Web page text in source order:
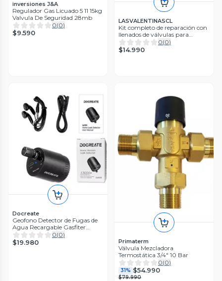
inversiones J&A
Regulador Gas Licuado 5 11 15kg
Valvula De Seguridad 28mb
0(0)
$9.590
LASVALENTINASCL
Kit completo de reparación con
llenados de válvulas para
inodoros
0(0)
$14.990
Docreate
Geofono Detector de Fugas de
Agua Recargable Gasfiter
Mecanico Alta sensibilidad
0(0)
$19.980 Primaterm
Válvula Mezcladora
Termostática 3/4" 10 Bar
0(0)
31% $54.990
$79.990